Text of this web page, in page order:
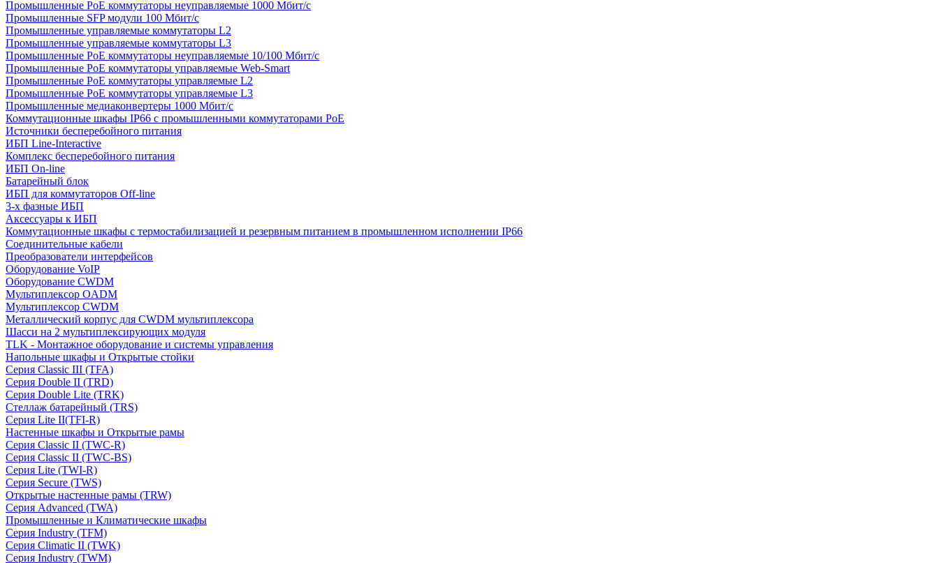
Промышленные PoE коммутаторы неуправляемые 1000 Мбит/с
Промышленные SFP модули 100 Мбит/c
Промышленные управляемые коммутаторы L2
Промышленные управляемые коммутаторы L3
Промышленные PoE коммутаторы неуправляемые 10/100 Мбит/с
Промышленные PoE коммутаторы управляемые Web-Smart
Промышленные PoE коммутаторы управляемые L2
Промышленные PoE коммутаторы управляемые L3
Промышленные медиаконвертеры 1000 Мбит/с
Коммутационные шкафы IP66 c промышленными коммутаторами PoE
Источники бесперебойного питания
ИБП Line-Interactive
Комплекс бесперебойного питания
ИБП On-line
Батарейный блок
ИБП для коммутаторов Off-line
3-х фазные ИБП
Аксессуары к ИБП
Коммутационные шкафы с термостабилизацией и резервным питанием в промышленном исполнении IP66
Соединительные кабели
Преобразователи интерфейсов
Оборудование VoIP
Оборудование CWDM
Мультиплекcор OADM
Мультиплексор CWDM
Металлический корпус для CWDM мультиплексора
Шасси на 2 мультиплексирующих модуля
TLK - Монтажное оборудование и системы управления
Напольные шкафы и Открытые стойки
Серия Classic III (TFA)
Серия Double II (TRD)
Серия Double Lite (TRK)
Стеллаж батарейный (TRS)
Серия Lite II(TFI-R)
Настенные шкафы и Открытые рамы
Серия Classic II (TWC-R)
Серия Classic II (TWC-BS)
Серия Lite (TWI-R)
Серия Secure (TWS)
Открытые настенные рамы (TRW)
Серия Advanced (TWA)
Промышленные и Климатические шкафы
Серия Industry (TFM)
Серия Climatic II (TWK)
Серия Industry (TWM)